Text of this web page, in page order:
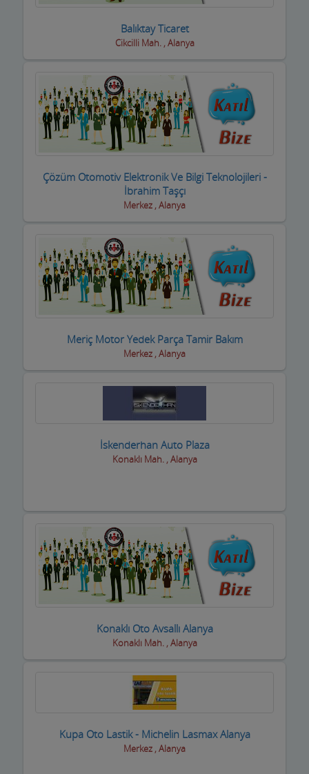
Diğer Hizmet Sektörleri
Dijital Uydu sistemleri
Diş Hekimleri
Döşemeciler,Brandacılar ,Tente,Çadırcılar
Döviz Büroları
Düğün Nişan Salonları
Eczaneler
Eğlence yerleri
Evkur Firmaları
Fitness-Spa Salonları
Fırıncılar
Geri dönüşüm firmaları
Gümüş Takı Mağazaları ve Saatciler
Güneş Enerji Sistemleri
Balıktay Ticaret
Cikcilli Mah. , Alanya
Çözüm Otomotiv Elektronik Ve Bilgi Teknolojileri -
İbrahim Taşçı
Merkez , Alanya
Meriç Motor Yedek Parça Tamir Bakım
Merkez , Alanya
İskenderhan Auto Plaza
Konaklı Mah. , Alanya
Konaklı Oto Avsallı Alanya
Konaklı Mah. , Alanya
Kupa Oto Lastik - Michelin Lasmax Alanya
Merkez , Alanya